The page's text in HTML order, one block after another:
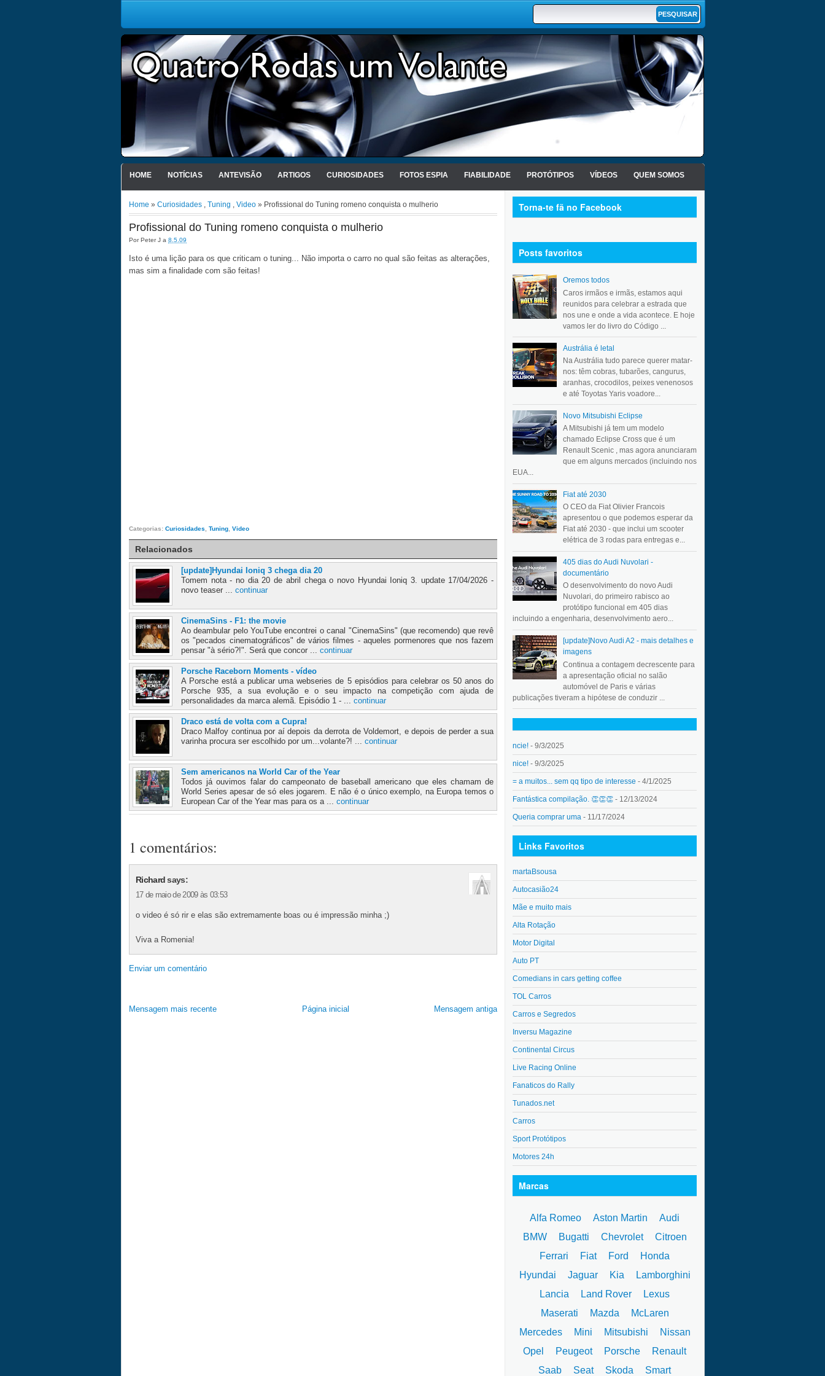
HOME NOTÍCIAS ANTEVISÃO ARTIGOS CURIOSIDADES FOTOS ESPIA FIABILIDADE PROTÓTIPOS VÍDEOS QUEM SOMOS
Home » Curiosidades , Tuning , Video » Profissional do Tuning romeno conquista o mulherio
Profissional do Tuning romeno conquista o mulherio
PorPeter J a 8.5.09
Isto é uma lição para os que criticam o tuning... Não importa o carro no qual são feitas as alterações,
mas sim a finalidade com são feitas!
Categorias: Curiosidades Tuning Video
Relacionados
[update]Hyundai Ioniq 3 chega dia 20
Tomem nota - no dia 20 de abril chega o novo Hyundai Ioniq 3. update 17/04/2026 -
novo teaser ... continuar
CinemaSins - F1: the movie
Ao deambular pelo YouTube encontrei o canal "CinemaSins" (que recomendo) que revê
os "pecados cinematográficos" de vários filmes - aqueles pormenores que nos fazem
pensar "à sério?!". Será que concor ... continuar
Porsche Raceborn Moments - vídeo
A Porsche está a publicar uma webseries de 5 episódios para celebrar os 50 anos do
Porsche 935, a sua evolução e o seu impacto na competição com ajuda de
personalidades da marca alemã. Episódio 1 - ... continuar
Draco está de volta com a Cupra!
Draco Malfoy continua por aí depois da derrota de Voldemort, e depois de perder a sua
varinha procura ser escolhido por um...volante?! ... continuar
Sem americanos na World Car of the Year
Todos já ouvimos falar do campeonato de baseball americano que eles chamam de
World Series apesar de só eles jogarem. E não é o único exemplo, na Europa temos o
European Car of the Year mas para os a ... continuar
1 comentários:
Richardsays:
17 de maio de 2009 às 03:53
o video é só rir e elas são extremamente boas ou é impressão minha ;)
Viva a Romenia!
Enviar um comentário
Mensagem mais recente Mensagem antiga
Página inicial
Torna-te fã no Facebook
Posts favoritos
Oremos todos
Caros irmãos e irmãs, estamos aqui
reunidos para celebrar a estrada que
nos une e onde a vida acontece. E hoje
vamos ler do livro do Código ...
Austrália é letal
Na Austrália tudo parece querer matar-
nos: têm cobras, tubarões, cangurus,
aranhas, crocodilos, peixes venenosos
e até Toyotas Yaris voadore...
Novo Mitsubishi Eclipse
A Mitsubishi já tem um modelo
chamado Eclipse Cross que é um
Renault Scenic , mas agora anunciaram
que em alguns mercados (incluindo nos
EUA...
Fiat até 2030
O CEO da Fiat Olivier Francois
apresentou o que podemos esperar da
Fiat até 2030 - que inclui um scooter
elétrica de 3 rodas para entregas e...
405 dias do Audi Nuvolari -
documentário
O desenvolvimento do novo Audi
Nuvolari, do primeiro rabisco ao
protótipo funcional em 405 dias
incluindo a engenharia, desenvolvimento aero...
[update]Novo Audi A2 - mais detalhes e
imagens
Continua a contagem decrescente para
a apresentação oficial no salão
automóvel de Paris e várias
publicações tiveram a hipótese de conduzir ...
ncie! - 9/3/2025
nice! - 9/3/2025
= a muitos... sem qq tipo de interesse - 4/1/2025
Fantástica compilação. 👏👏👏 - 12/13/2024
Queria comprar uma - 11/17/2024
Links Favoritos
martaBsousa
Autocasião24
Mãe e muito mais
Alta Rotação
Motor Digital
Auto PT
Comedians in cars getting coffee
TOL Carros
Carros e Segredos
Inversu Magazine
Continental Circus
Live Racing Online
Fanaticos do Rally
Tunados.net
Carros
Sport Protótipos
Motores 24h
Marcas
Alfa Romeo Aston Martin
Audi
BMW
Bugatti Chevrolet
Citroen
Ferrari
Fiat Ford
Honda
Hyundai
Jaguar Kia
Lamborghini
Lancia
Land Rover
Lexus
Maserati
Mazda
McLaren
Mercedes
Mini Mitsubishi
Nissan
Opel
Peugeot Porsche
Renault
Saab
Seat Skoda Smart